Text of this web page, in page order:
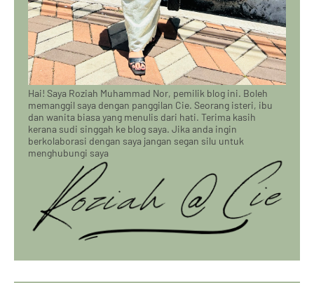
Hai! Saya Roziah Muhammad Nor, pemilik blog ini. Boleh
memanggil saya dengan panggilan Cie. Seorang isteri, ibu
dan wanita biasa yang menulis dari hati. Terima kasih
kerana sudi singgah ke blog saya. Jika anda ingin
berkolaborasi dengan saya jangan segan silu untuk
menghubungi saya